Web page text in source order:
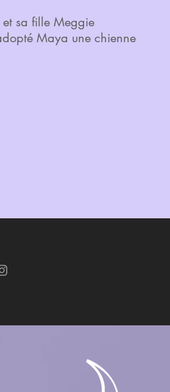
sa fille Meggie
Maya une chienne